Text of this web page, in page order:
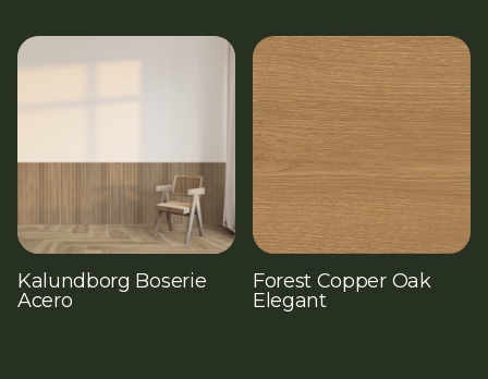
Kalundborg Boserie
Acero
Forest Copper Oak
Elegant